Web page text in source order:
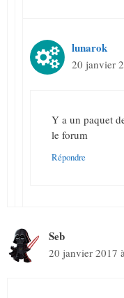
lunarok
20 janvier
Y a un paquet
le forum
Répondre
Seb
20 janvier 2017